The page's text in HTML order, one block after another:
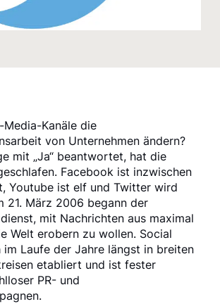
Kanäle die
von Unternehmen ändern?
mit „Ja“ beantwortet, hat die
Facebook ist inzwischen
Youtube ist elf und Twitter wird
21. März 2006 begann der
mit Nachrichten aus maximal
Welt erobern zu wollen. Social
im Laufe der Jahre längst in breiten
etabliert und ist fester
PR- und